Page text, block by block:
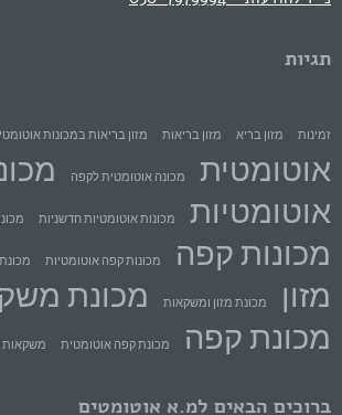
תגיות
זמינות מזון בריא מזון בריאות מזון בריאות במכונות
אוטומטית
מכונה אוטומטית לקפה
אוטומטיות
מכונות אוטומטיות חדשניות
מכונות קפה מכונות קפה אוטומטיות
מזון
מכונת מזון ומשקאות
מכונת
מכונת קפה
מכונת קפה אוטומטית משקאות
ברוכים הבאים למ.א אוטומטים